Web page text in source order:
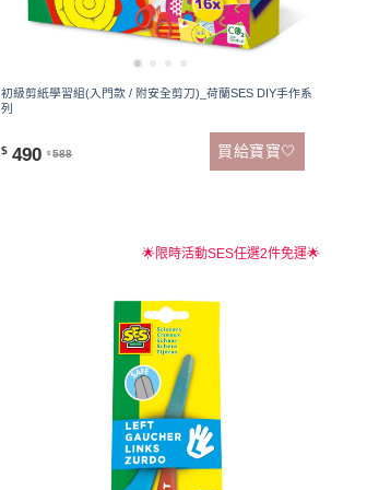
初級剪紙學習組(入門款 / 附安全剪刀)_荷蘭SES DIY手作系
列
$ 490 $ 588 買給寶寶🤍
🌟限時活動SES任選2件免運🌟